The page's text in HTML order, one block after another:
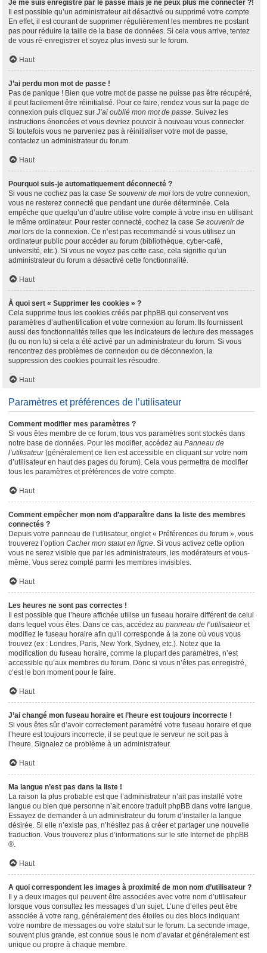
Je me suis enregistré par le passé mais je ne peux plus me connecter ?!
Il est possible qu’un administrateur ait désactivé ou supprimé votre compte.
En effet, il est courant de supprimer régulièrement les membres ne postant
pas pour réduire la taille de la base de données. Si cela vous arrive, tentez
de vous ré-enregistrer et soyez plus investi sur le forum.
Haut
J’ai perdu mon mot de passe !
Pas de panique ! Bien que votre mot de passe ne puisse pas être récupéré,
il peut facilement être réinitialisé. Pour ce faire, rendez vous sur la page de
connexion puis cliquez sur J’ai oublié mon mot de passe. Suivez les
instructions énoncées et vous devriez pouvoir à nouveau vous connecter.
Si toutefois vous ne parveniez pas à réinitialiser votre mot de passe,
contactez un administrateur du forum.
Haut
Pourquoi suis-je automatiquement déconnecté ?
Si vous ne cochez pas la case Se souvenir de moi lors de votre connexion,
vous ne resterez connecté que pendant une durée déterminée. Cela
empêche que quelqu’un d’autre utilise votre compte à votre insu en utilisant
le même ordinateur. Pour rester connecté, cochez la case Se souvenir de
moi lors de la connexion. Ce n’est pas recommandé si vous utilisez un
ordinateur public pour accéder au forum (bibliothèque, cyber-café,
université, etc.). Si vous ne voyez pas cette case, cela signifie qu’un
administrateur du forum a désactivé cette fonctionnalité.
Haut
À quoi sert « Supprimer les cookies » ?
Cela supprime tous les cookies créés par phpBB qui conservent vos
paramètres d’authentification et votre connexion au forum. Ils fournissent
aussi des fonctionnalités telles que les indicateurs de lecture des messages
(lu ou non lu) si cela a été activé par un administrateur du forum. Si vous
rencontrez des problèmes de connexion ou de déconnexion, la
suppression des cookies pourrait les résoudre.
Haut
Paramètres et préférences de l’utilisateur
Comment modifier mes paramètres ?
Si vous êtes membre de ce forum, tous vos paramètres sont stockés dans
notre base de données. Pour les modifier, accédez au Panneau de
l’utilisateur(généralement ce lien est accessible en cliquant sur votre nom
d’utilisateur en haut des pages du forum). Cela vous permettra de modifier
tous les paramètres et préférences de votre compte.
Haut
Comment empêcher mon nom d’apparaître dans la liste des membres
connectés ?
Depuis votre panneau de l’utilisateur, onglet « Préférences du forum », vous
trouverez l’option Cacher mon statut en ligne. Si vous activez cette option
vous ne serez visible que par les administrateurs, les modérateurs et vous-
même. Vous serez compté parmi les membres invisibles.
Haut
Les heures ne sont pas correctes !
Il est possible que l’heure affichée utilise un fuseau horaire différent de celui
dans lequel vous êtes. Dans ce cas, accédez au panneau de l’utilisateuret
modifiez le fuseau horaire afin qu’il corresponde à la zone où vous vous
trouvez (ex : Londres, Paris, New York, Sydney, etc.). Notez que la
modification du fuseau horaire, comme la plupart des paramètres, n’est
accessible qu’aux membres du forum. Donc si vous n’êtes pas enregistré,
c’est le bon moment pour le faire.
Haut
J’ai changé mon fuseau horaire et l’heure est toujours incorrecte !
Si vous êtes sûr d’avoir correctement paramétré votre fuseau horaire et que
l’heure est toujours incorrecte, il se peut que le serveur ne soit pas à
l’heure. Signalez ce problème à un administrateur.
Haut
Ma langue n’est pas dans la liste !
La raison la plus probable est que l’administrateur n’ait pas installé votre
langue ou bien que personne n’ait encore traduit phpBB dans votre langue.
Essayez de demander à un administrateur du forum d’installer la langue
désirée. Si elle n’existe pas, n’hésitez pas à créer et partager une nouvelle
traduction. Vous trouverez plus d’informations sur le site Internet de phpBB
®.
Haut
A quoi correspondent les images à proximité de mon nom d’utilisateur ?
Il y a deux images qui peuvent être associées avec votre nom d’utilisateur
lorsque vous consultez les messages d’un sujet. L’une d’elles peut être
associée à votre rang, généralement des étoiles ou des blocs indiquant
votre nombre de messages ou votre statut sur le forum. La seconde image,
souvent plus grande, est connue sous le nom d’avatar et généralement est
unique ou propre à chaque membre.